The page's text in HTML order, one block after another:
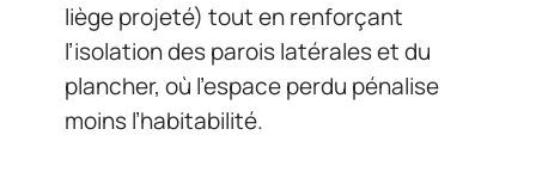
liège projeté) tout en renforçant
l’isolation des parois latérales et du
plancher, où l’espace perdu pénalise
moins l’habitabilité.